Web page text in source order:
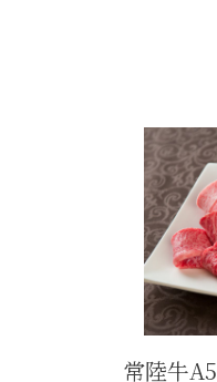
常陸牛A5